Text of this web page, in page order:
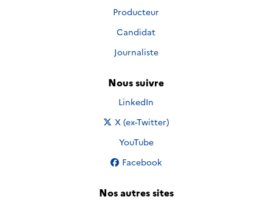
Producteur
Candidat
Journaliste
Nous suivre
Nous suivre sur
LinkedIn
Nous suivre sur
X (ex-Twitter)
Nous suivre sur
YouTube
Nous suivre sur
Facebook
Nos autres sites